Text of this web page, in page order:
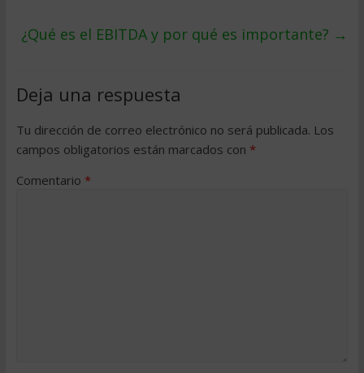
¿Qué es el EBITDA y por qué es importante? →
Deja una respuesta
Tu dirección de correo electrónico no será publicada. Los
campos obligatorios están marcados con *
Comentario *